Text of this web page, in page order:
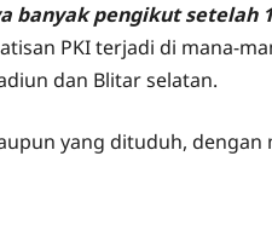
banyak pengikut setelah
PKI terjadi di mana-
dan Blitar selatan.
yang dituduh,